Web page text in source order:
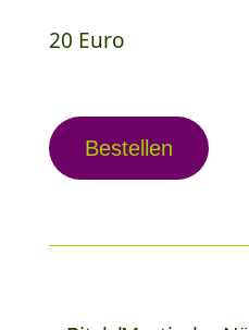
20 Euro
Bestellen